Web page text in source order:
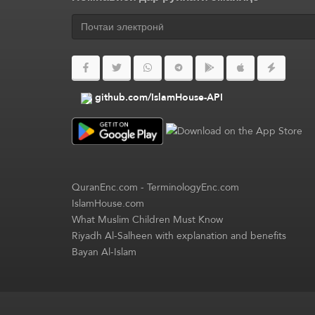
github.com/IslamHouse-API
QuranEnc.com-TerminologyEnc.com
IslamHouse.com
What Muslim Children Must Know
Riyadh Al-Salheen with explanation and benefits
Bayan Al-Islam